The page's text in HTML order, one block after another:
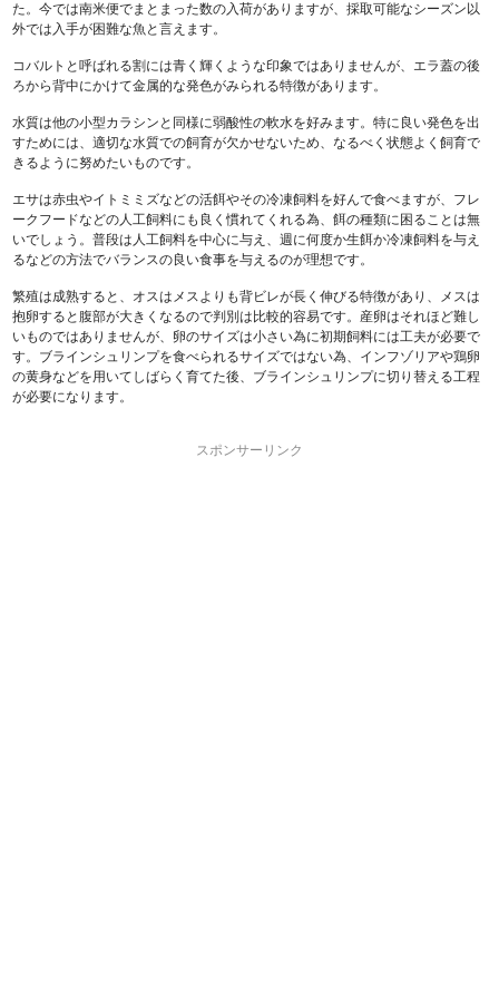
た。今では南米便でまとまった数の入荷がありますが、採取可能なシーズン以
外では入手が困難な魚と言えます。
コバルトと呼ばれる割には青く輝くような印象ではありませんが、エラ蓋の後
ろから背中にかけて金属的な発色がみられる特徴があります。
水質は他の小型カラシンと同様に弱酸性の軟水を好みます。特に良い発色を出
すためには、適切な水質での飼育が欠かせないため、なるべく状態よく飼育で
きるように努めたいものです。
エサは赤虫やイトミミズなどの活餌やその冷凍飼料を好んで食べますが、フレ
ークフードなどの人工飼料にも良く慣れてくれる為、餌の種類に困ることは無
いでしょう。普段は人工飼料を中心に与え、週に何度か生餌か冷凍飼料を与え
るなどの方法でバランスの良い食事を与えるのが理想です。
繁殖は成熟すると、オスはメスよりも背ビレが長く伸びる特徴があり、メスは
抱卵すると腹部が大きくなるので判別は比較的容易です。産卵はそれほど難し
いものではありませんが、卵のサイズは小さい為に初期飼料には工夫が必要で
す。ブラインシュリンプを食べられるサイズではない為、インフゾリアや鶏卵
の黄身などを用いてしばらく育てた後、ブラインシュリンプに切り替える工程
が必要になります。
スポンサーリンク